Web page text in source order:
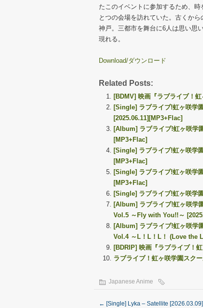
たこのイベントに参加するため、
とつの会場を訪れていた。古くか
神戸。三都市を舞台に6人は思い思
現れる。
Download/ダウンロード
Related Posts:
[BDMV] 映画『ラブライブ！
[Single] ラブライブ!虹ヶ咲学
[2025.06.11][MP3+Flac]
[Album] ラブライブ!虹ヶ咲学
[MP3+Flac]
[Single] ラブライブ!虹ヶ咲学
[MP3+Flac]
[Single] ラブライブ!虹ヶ咲学
[MP3+Flac]
[Single] ラブライブ!虹ヶ咲学
[Album] ラブライブ!虹ヶ咲学
Vol.5 ～Fly with You!!～
[Album] ラブライブ!虹ヶ咲学
Vol.4 ～L！L！L！ (Love the
[BDRIP] 映画『ラブライブ！
ラブライブ！虹ヶ咲学園スク
Japanese Anime
← [Single] Lyka – Satellite